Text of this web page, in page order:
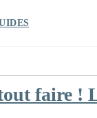
faire !